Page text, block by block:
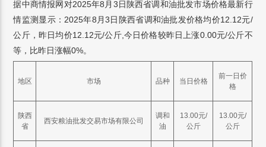
据中商情报网对2025年8月3日陕西省调和油批发市场价格最新行
情监测显示：2025年8月3日陕西省调和油批发价格均价12.12元/
公斤，昨日均价12.12元/公斤,今日价格较昨日上涨0.00元/公斤不
等，比昨日涨幅0%。
地区 市场 品种 当日价格
前一日价
格
陕西
省
西安粮油批发交易市场有限公司
调和
油
13.00元/
公斤
13.00元/
公斤